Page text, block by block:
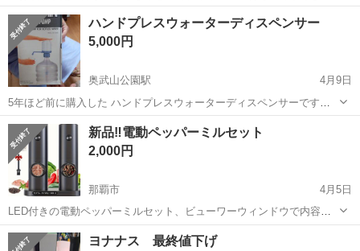
す。 ご覧いただきありがとうございます。 ハンドミキサー デコレー
ションヘラ付きです。 新品未使用ではありますが、自宅保管が長かっ
たので、ご理解いただける方...
沖縄 那覇市 経塚駅 キッチン家電 ハンドミキサー
ハンドプレスウォーターディスペンサー
5,000円
奥武山公園駅
4月9日
5年ほど前に購入した ハンドプレスウォーターディスペンサーです。
【傷などの状態】とくに目立った傷はありません。 【アピールポイン
ト】状態はいいのでまだまだ使えます！ 【希望取引場所】ローソン小
禄店の前 【希望取引日時】...
沖縄 那覇市 奥武山公園駅
新品‼️電動ペッパーミルセット
2,000円
那覇市
4月5日
LED付きの電動ペッパーミルセット、ビューワーウィンドウで内容物
が確認可能。 - モデル: KYMQ-14B-2 - サイズ: 19.7cm x 6.3cm x
6.3cm - 電源: 4 AAA batteries (n...
沖縄 那覇市 キッチン家電 電動
ヨナナス 最終値下げ